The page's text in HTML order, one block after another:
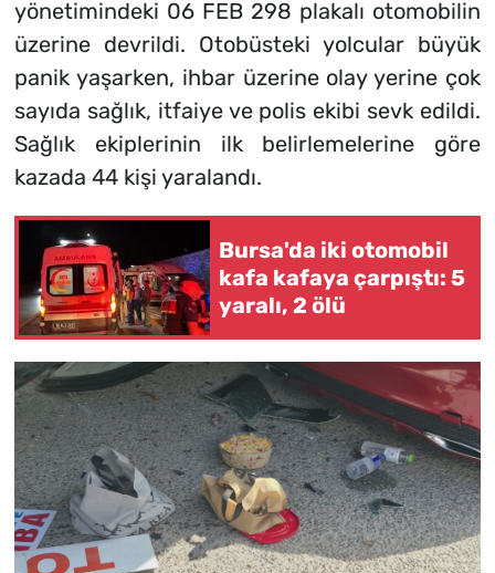
yönetimindeki 06 FEB 298 plakalı otomobilin
üzerine devrildi. Otobüsteki yolcular büyük
panik yaşarken, ihbar üzerine olay yerine çok
sayıda sağlık, itfaiye ve polis ekibi sevk edildi.
Sağlık ekiplerinin ilk belirlemelerine göre
kazada 44 kişi yaralandı.
Bursa'da iki otomobil
kafa kafaya çarpıştı: 5
yaralı, 2 ölü